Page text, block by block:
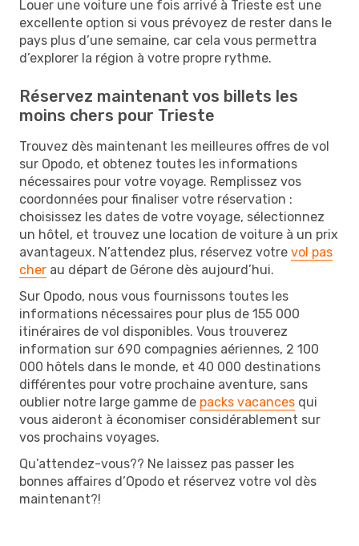
Louer une voiture une fois arrivé à Trieste est une
excellente option si vous prévoyez de rester dans le
pays plus d’une semaine, car cela vous permettra
d’explorer la région à votre propre rythme.
Réservez maintenant vos billets les
moins chers pour Trieste
Trouvez dès maintenant les meilleures offres de vol
sur Opodo, et obtenez toutes les informations
nécessaires pour votre voyage. Remplissez vos
coordonnées pour finaliser votre réservation :
choisissez les dates de votre voyage, sélectionnez
un hôtel, et trouvez une location de voiture à un prix
avantageux. N’attendez plus, réservez votre vol pas
cher au départ de Gérone dès aujourd’hui.
Sur Opodo, nous vous fournissons toutes les
informations nécessaires pour plus de 155 000
itinéraires de vol disponibles. Vous trouverez
information sur 690 compagnies aériennes, 2 100
000 hôtels dans le monde, et 40 000 destinations
différentes pour votre prochaine aventure, sans
oublier notre large gamme de packs vacances qui
vous aideront à économiser considérablement sur
vos prochains voyages.
Qu’attendez-vous?? Ne laissez pas passer les
bonnes affaires d’Opodo et réservez votre vol dès
maintenant?!